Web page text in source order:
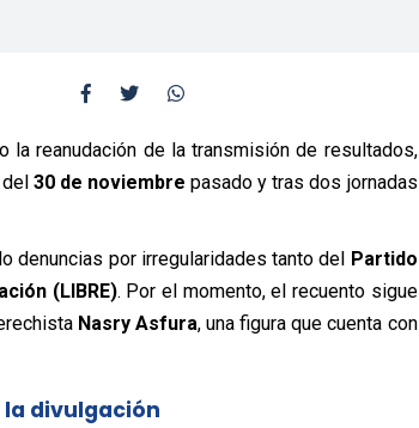
la reanudación de la transmisión de resultados,
del30 de noviembre pasado y tras dos jornadas
denuncias por irregularidades tanto del Partido
(LIBRE). Por el momento, el recuento sigue
Nasry Asfura, una figura que cuenta con
la divulgación